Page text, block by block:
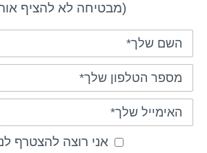
(מבטיחה לא להציף
אני רוצה להצטרף